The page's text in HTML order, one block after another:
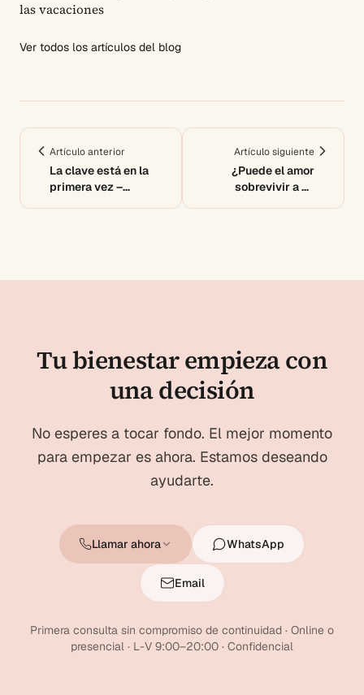
las vacaciones
Ver todos los artículos del blog
Artículo anterior
La clave está en la
primera vez –
Artículo siguiente
¿Puede el amor
sobrevivir a un
Tu bienestar empieza con
una decisión
No esperes a tocar fondo. El mejor momento
para empezar es ahora. Estamos deseando
ayudarte.
Llamar ahora WhatsApp
Email
Primera consulta sin compromiso de continuidad · Online o
presencial · L-V 9:00–20:00 · Confidencial